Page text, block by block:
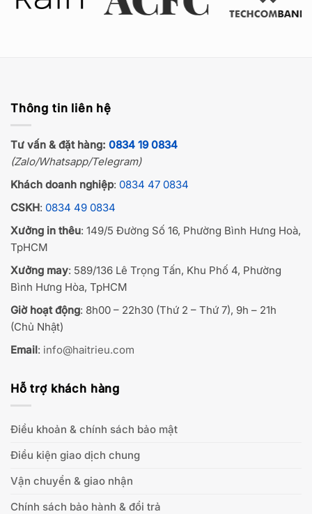
Thông tin liên hệ
Tư vấn & đặt hàng: 0834 19 0834
(Zalo/Whatsapp/Telegram)
Khách doanh nghiệp: 0834 47 0834
CSKH: 0834 49 0834
Xưởng in thêu: 149/5 Đường Số 16, Phường Bình Hưng Hoà,
TpHCM
Xưởng may: 589/136 Lê Trọng Tấn, Khu Phố 4, Phường
Bình Hưng Hòa, TpHCM
Giờ hoạt động: 8h00 – 22h30 (Thứ 2 – Thứ 7), 9h – 21h
(Chủ Nhật)
Email: info@haitrieu.com
Hỗ trợ khách hàng
Điều khoản & chính sách bảo mật
Điều kiện giao dịch chung
Vận chuyển & giao nhận
Chính sách bảo hành & đổi trả